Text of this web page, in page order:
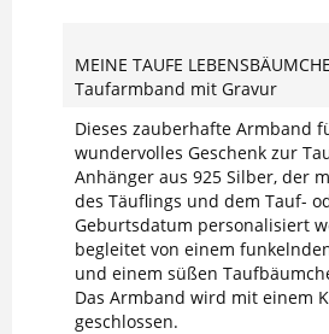
MEINE TAUFE
Taufarmband mit Gravur
Dieses zauberhafte Armband
wundervolles Geschenk zur
Anhänger aus 925 Silber, der
des Täuflings und dem Tauf-
Geburtsdatum personalisiert
begleitet von einem
und einem süßen
Das Armband wird mit einem
geschlossen.